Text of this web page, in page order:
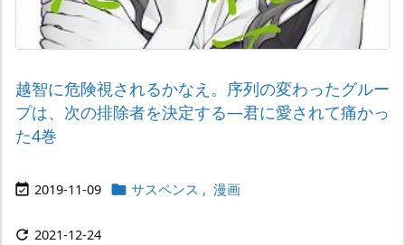
越智に危険視されるかなえ。序列の変わったグルー
プは、次の排除者を決定する―君に愛されて痛かっ
た4巻
 2019-11-09  サスペンス , 漫画
 2021-12-24